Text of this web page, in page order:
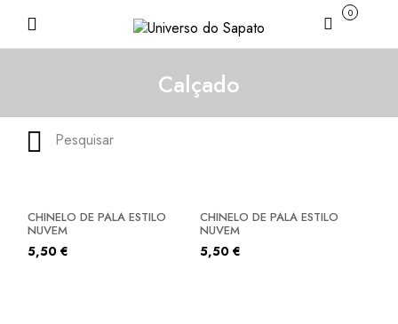
Carrinho
0
Calçado
Pesquisar
CHINELO DE PALA ESTILO
NUVEM
5,50 €
CHINELO DE PALA ESTILO
NUVEM
5,50 €